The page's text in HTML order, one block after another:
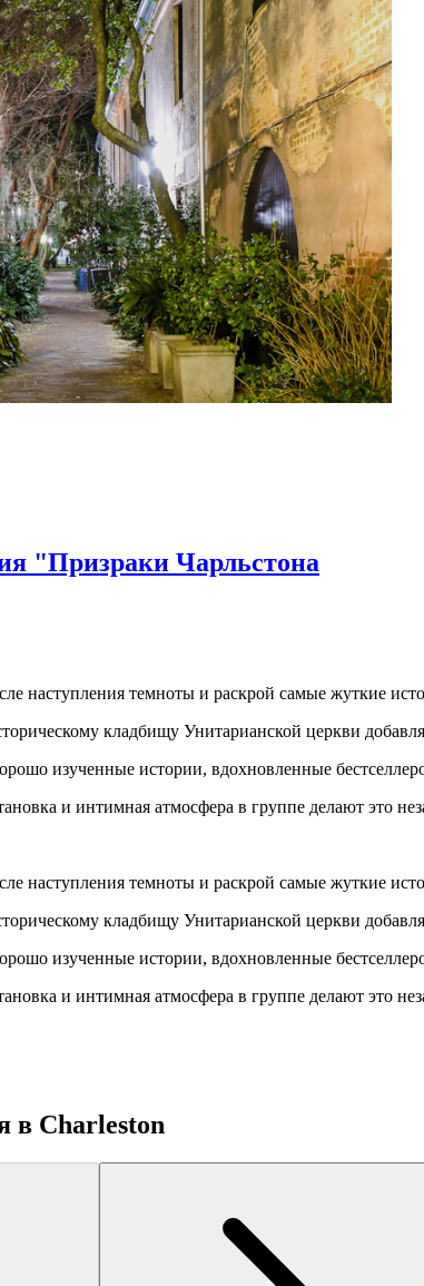
"Призраки Чарльстона
наступления темноты и раскрой самые жуткие
кладбищу Унитарианской церкви
изученные истории, вдохновленные
и интимная атмосфера в группе делают это
наступления темноты и раскрой самые жуткие
кладбищу Унитарианской церкви
изученные истории, вдохновленные
и интимная атмосфера в группе делают это
в Charleston